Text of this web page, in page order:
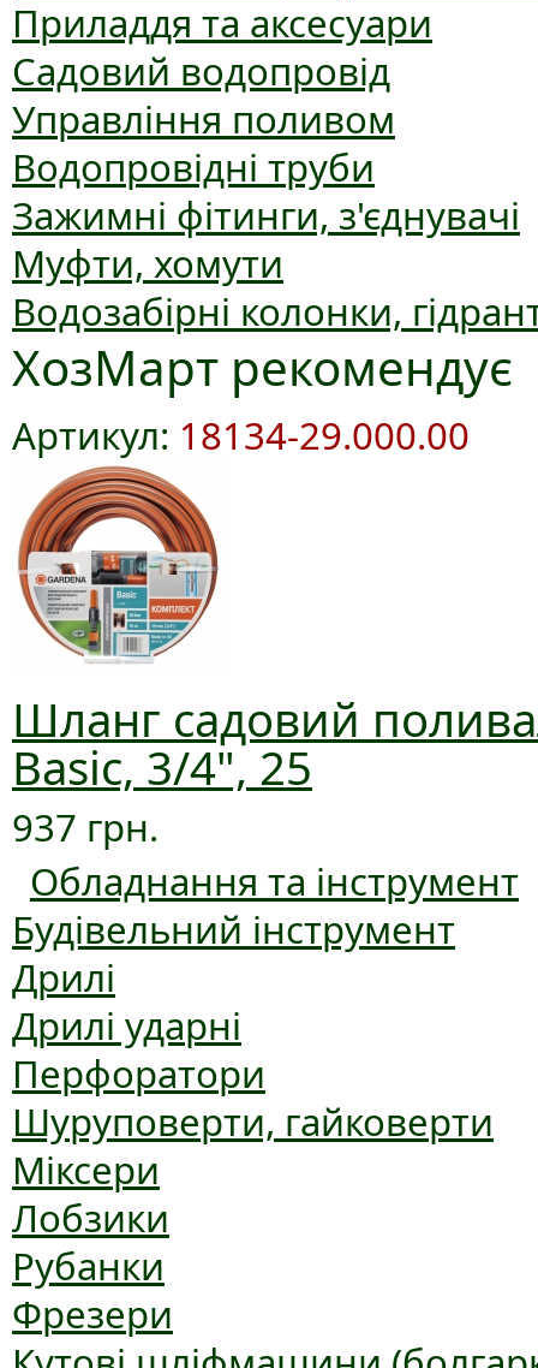
Приладдя та аксесуари
Садовий водопровід
Управління поливом
Водопровідні труби
Зажимні фітинги, з'єднувачі
Муфти, хомути
Водозабірні колонки,
ХозМарт рекомендує
Артикул: 18134-29.000.00
Шланг садовий
Basic, 3/4", 25
937 грн.
Обладнання та інструмент
Будівельний інструмент
Дрилі
Дрилі ударні
Перфоратори
Шуруповерти, гайковерти
Міксери
Лобзики
Рубанки
Фрезери